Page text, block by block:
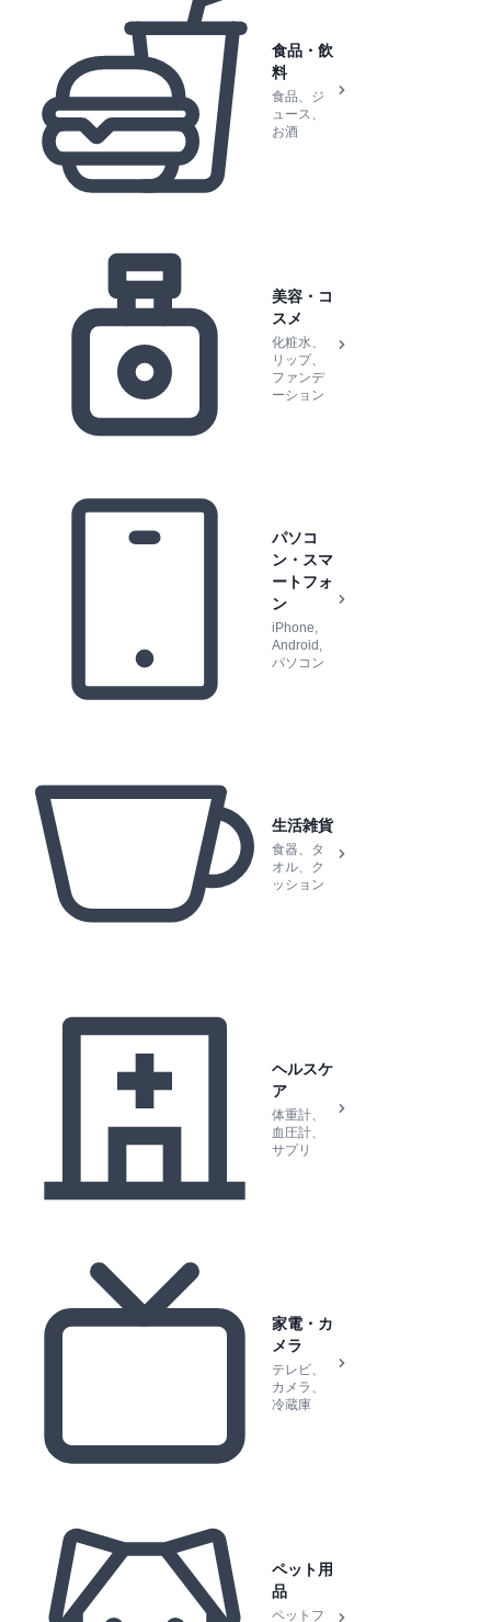
食品・飲
料
食品、ジ
ュース、
お酒
美容・コ
スメ
化粧水、
リップ、
ファンデ
ーション
パソコ
ン・スマ
ートフォ
ン
iPhone,
Android,
パソコン
生活雑貨
食器、タ
オル、ク
ッション
ヘルスケ
ア
体重計、
血圧計、
サプリ
家電・カ
メラ
テレビ、
カメラ、
冷蔵庫
ペット用
品
ペットフ